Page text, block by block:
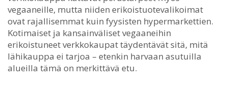
vegaaneille, mutta niiden erikoistuotevalikoimat
ovat rajallisemmat kuin fyysisten hypermarkettien.
Kotimaiset ja kansainväliset vegaaneihin
erikoistuneet verkkokaupat täydentävät sitä, mitä
lähikauppa ei tarjoa – etenkin harvaan asutuilla
alueilla tämä on merkittävä etu.